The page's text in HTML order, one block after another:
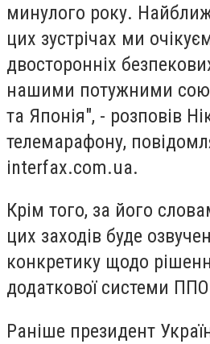
минулого року.
цих зустрічах ми
двосторонніх
нашими потужними
та Японія", - розповів
телемарафону,
interfax.com.ua.
Крім того, за його
цих заходів буде
конкретику щодо
додаткової системи
Раніше президент